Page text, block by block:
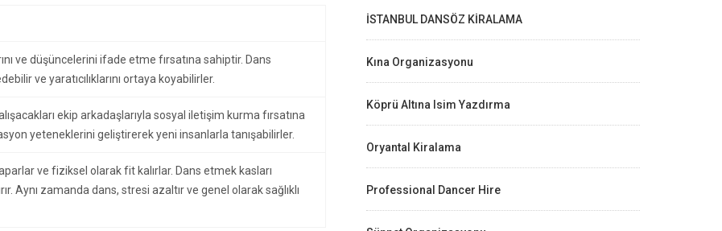
ve düşüncelerini ifade etme fırsatına sahiptir. Dans
ve yaratıcılıklarını ortaya koyabilirler.
ekip arkadaşlarıyla sosyal iletişim kurma fırsatına
yeteneklerini geliştirerek yeni insanlarla tanışabilirler.
ve fiziksel olarak fit kalırlar. Dans etmek kasları
Aynı zamanda dans, stresi azaltır ve genel olarak sağlıklı
İSTANBUL DANSÖZ KİRALAMA
Kına Organizasyonu
Köprü Altına Isim Yazdırma
Oryantal Kiralama
Professional Dancer Hire